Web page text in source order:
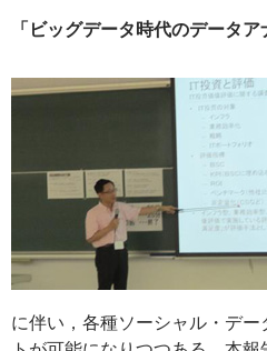
「ビッグデータ時代のデータア
に伴い，各種ソーシャル・デ